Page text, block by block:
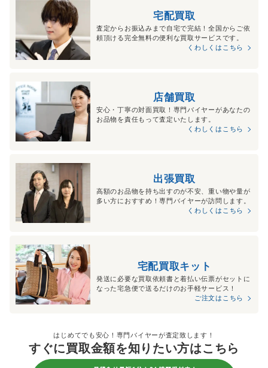
宅配買取
査定からお振込みまで自宅で完結！全国からご依
頼頂ける完全無料の便利な買取サービスです。
くわしくはこちら
店舗買取
安心・丁寧の対面買取！専門バイヤーがあなたの
お品物を責任もって査定いたします。
くわしくはこちら
出張買取
高額のお品物を持ち出すのが不安、重い物や量が
多い方におすすめ！専門バイヤーが訪問します。
くわしくはこちら
宅配買取キット
発送に必要な買取依頼書と着払い伝票がセットに
なった宅急便で送るだけのお手軽サービス！
ご注文はこちら
はじめてでも安心！専門バイヤーが査定致します！
すぐに買取金額を知りたい方はこちら